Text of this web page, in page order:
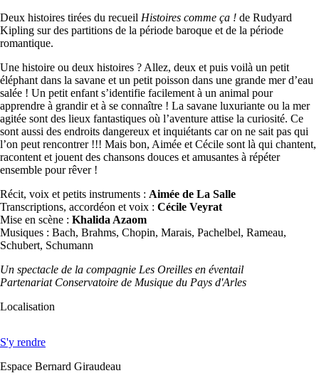
Deux histoires tirées du recueil Histoires comme ça ! de Rudyard
Kipling sur des partitions de la période baroque et de la période
romantique.
Une histoire ou deux histoires ? Allez, deux et puis voilà un petit
éléphant dans la savane et un petit poisson dans une grande mer d’eau
salée ! Un petit enfant s’identifie facilement à un animal pour
apprendre à grandir et à se connaître ! La savane luxuriante ou la mer
agitée sont des lieux fantastiques où l’aventure attise la curiosité. Ce
sont aussi des endroits dangereux et inquiétants car on ne sait pas qui
l’on peut rencontrer !!! Mais bon, Aimée et Cécile sont là qui chantent,
racontent et jouent des chansons douces et amusantes à répéter
ensemble pour rêver !
Récit, voix et petits instruments : Aimée de La Salle
Transcriptions, accordéon et voix : Cécile Veyrat
Mise en scène : Khalida Azaom
Musiques : Bach, Brahms, Chopin, Marais, Pachelbel, Rameau,
Schubert, Schumann
Un spectacle de la compagnie Les Oreilles en éventail
Partenariat Conservatoire de Musique du Pays d'Arles
Localisation
S'y rendre
Espace Bernard Giraudeau